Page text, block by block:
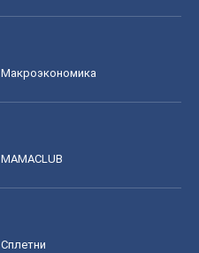
Mакроэкономика
MAMACLUB
Сплетни